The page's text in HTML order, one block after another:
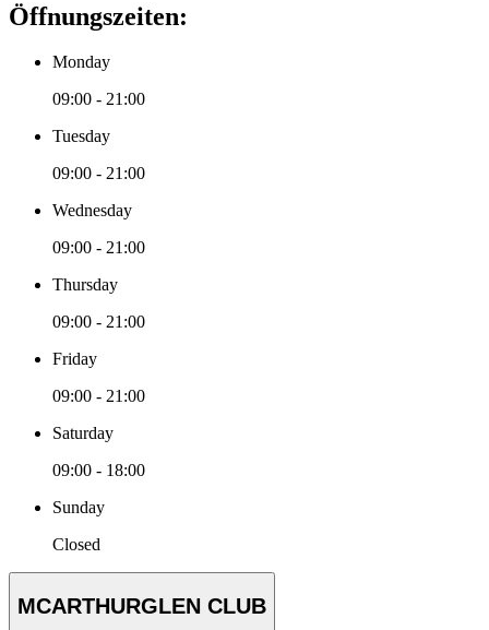
Öffnungszeiten:
Monday
09:00 - 21:00
Tuesday
09:00 - 21:00
Wednesday
09:00 - 21:00
Thursday
09:00 - 21:00
Friday
09:00 - 21:00
Saturday
09:00 - 18:00
Sunday
Closed
MCARTHURGLEN CLUB